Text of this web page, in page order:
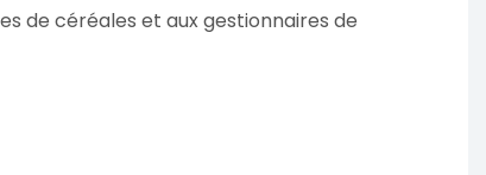
de céréales et aux gestionnaires de